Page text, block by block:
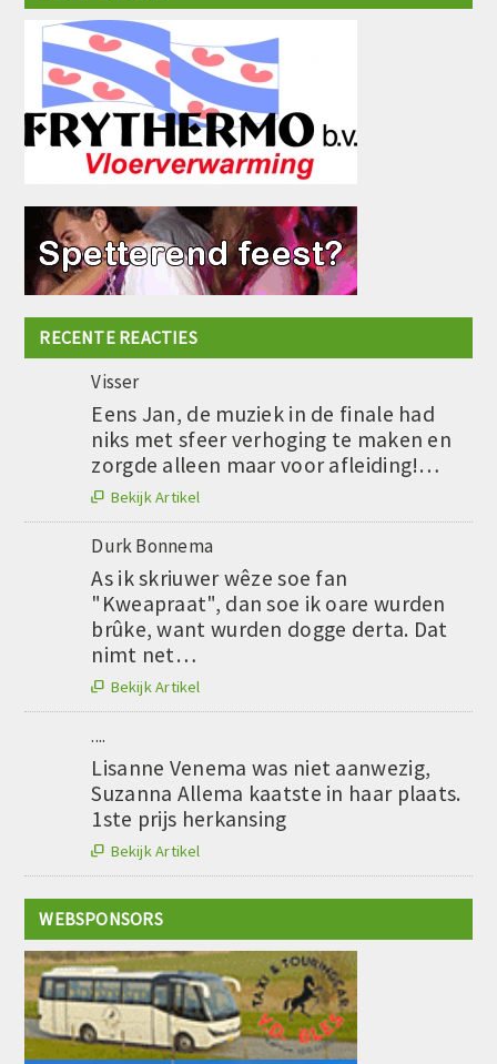
RECENTE REACTIES
Visser
Eens Jan, de muziek in de finale had
niks met sfeer verhoging te maken en
zorgde alleen maar voor afleiding!…
 Bekijk Artikel
Durk Bonnema
As ik skriuwer wêze soe fan
"Kweapraat", dan soe ik oare wurden
brûke, want wurden dogge derta. Dat
nimt net…
 Bekijk Artikel
....
Lisanne Venema was niet aanwezig,
Suzanna Allema kaatste in haar plaats.
1ste prijs herkansing
 Bekijk Artikel
WEBSPONSORS